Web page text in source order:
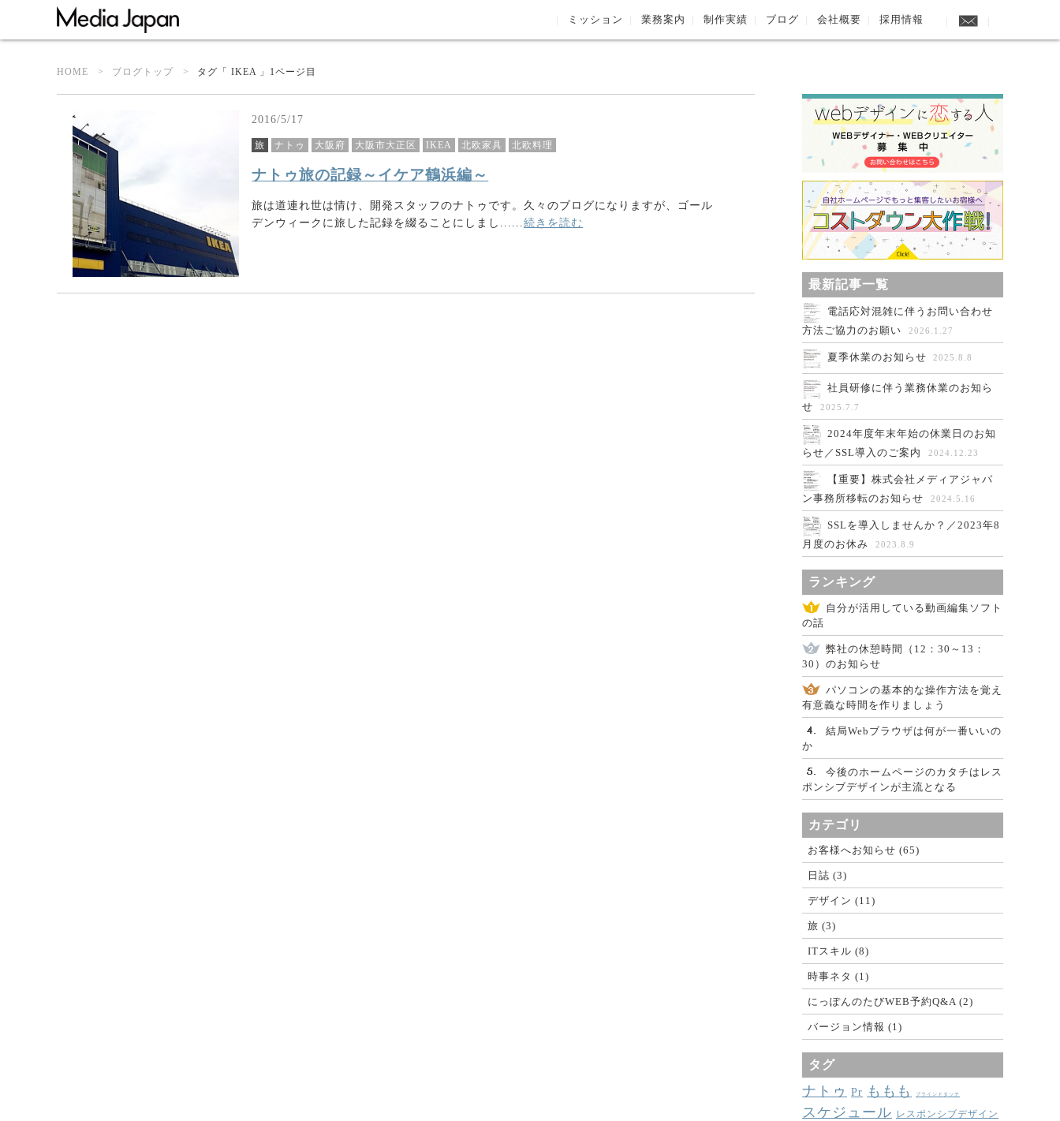
ミッション 業務案内 制作実績 ブログ 会社概要 採用情報
HOME ブログトップ タグ「 IKEA 」1ページ目
2016/5/17
旅 ナトゥ 大阪府 大阪市大正区 IKEA 北欧家具 北欧料理
ナトゥ旅の記録～イケア鶴浜編～
旅は道連れ世は情け、開発スタッフのナトゥです。久々のブログになりますが、ゴール
デンウィークに旅した記録を綴ることにしまし......続きを読む
最新記事一覧
電話応対混雑に伴うお問い合わせ
方法ご協力のお願い
2026.1.27
夏季休業のお知らせ 2025.8.8
社員研修に伴う業務休業のお知ら
せ
2025.7.7
2024年度年末年始の休業日のお知
らせ／SSL導入のご案内
2024.12.23
【重要】株式会社メディアジャパ
ン事務所移転のお知らせ
2024.5.16
SSLを導入しませんか？／2023年8
月度のお休み
2023.8.9
ランキング
自分が活用している動画編集ソフト
の話
弊社の休憩時間（12：30～13：
30）のお知らせ
パソコンの基本的な操作方法を覚え
有意義な時間を作りましょう
結局Webブラウザは何が一番いいの
か
今後のホームページのカタチはレス
ポンシブデザインが主流となる
カテゴリ
お客様へお知らせ (65)
日誌 (3)
デザイン (11)
旅 (3)
ITスキル (8)
時事ネタ (1)
にっぽんのたびWEB予約Q&A (2)
バージョン情報 (1)
タグ
ナトゥ Pr ももも ブラインドタッチ
スケジュール レスポンシブデザイン